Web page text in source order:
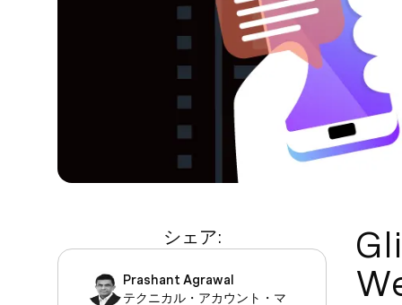
シェア:
Prashant Agrawal
テクニカル・アカウント・マ